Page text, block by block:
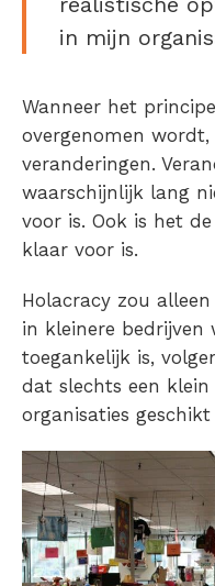
in mijn
Wanneer het
overgenomen
veranderingen.
waarschijnlijk lang
voor is. Ook is het
klaar voor is.
Holacracy zou
in kleinere bedrijven
toegankelijk is,
dat slechts een klein
organisaties